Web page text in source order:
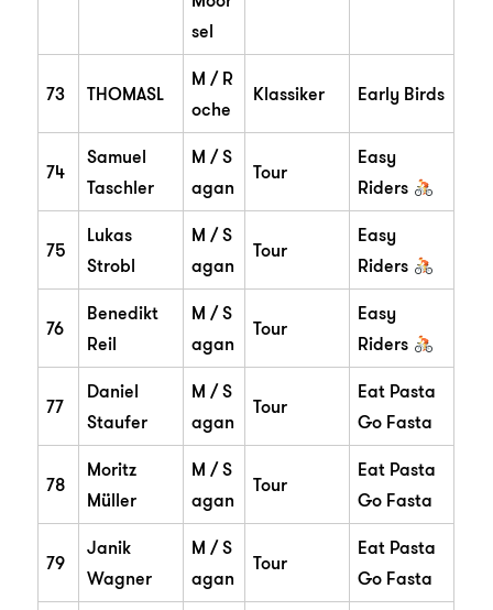
sel
73 THOMASL
M / R
oche
Klassiker Early Birds
74
Samuel
Taschler
M / S
agan
Tour
Easy
Riders
75
Lukas
Strobl
M / S
agan
Tour
Easy
Riders
76
Benedikt
Reil
M / S
agan
Tour
Easy
Riders
77
Daniel
Staufer
M / S
agan
Tour
Eat Pasta
Go Fasta
78
Moritz
Müller
M / S
agan
Tour
Eat Pasta
Go Fasta
79
Janik
Wagner
M / S
agan
Tour
Eat Pasta
Go Fasta